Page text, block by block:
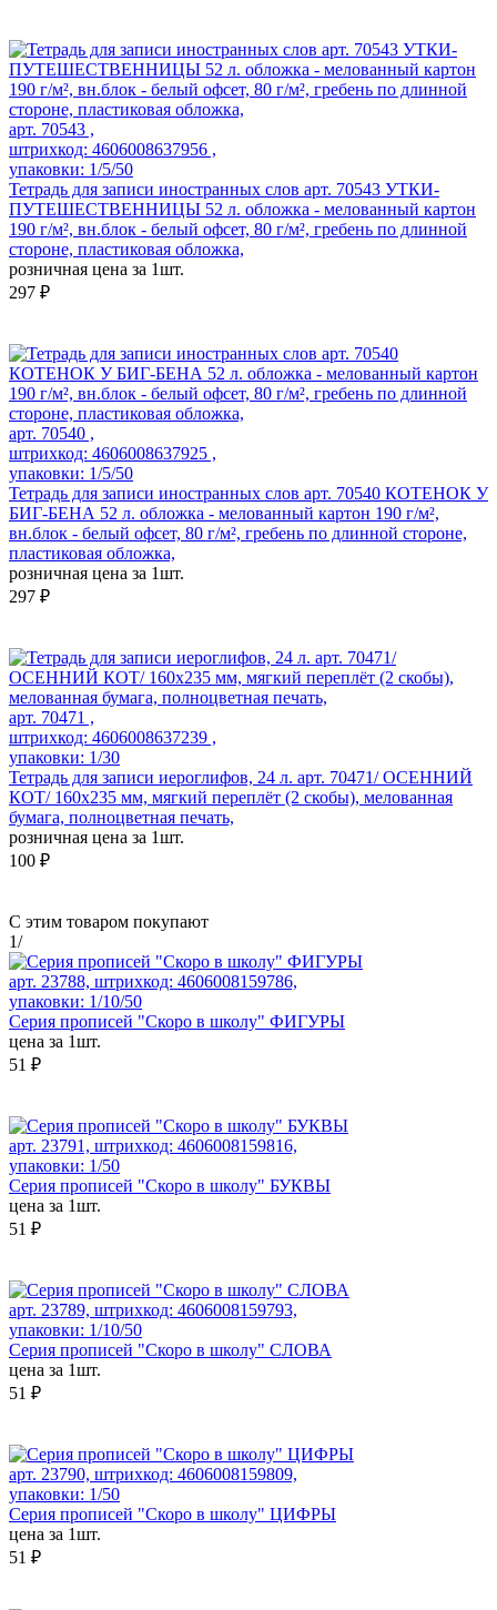
арт. 70543 ,
штрихкод: 4606008637956 ,
упаковки: 1/5/50
Тетрадь для записи иностранных слов арт. 70543 УТКИ-
ПУТЕШЕСТВЕННИЦЫ 52 л. обложка - мелованный картон
190 г/м², вн.блок - белый офсет, 80 г/м², гребень по длинной
стороне, пластиковая обложка,
розничная цена за 1шт.
297 ₽
арт. 70540 ,
штрихкод: 4606008637925 ,
упаковки: 1/5/50
Тетрадь для записи иностранных слов арт. 70540 КОТЕНОК У
БИГ-БЕНА 52 л. обложка - мелованный картон 190 г/м²,
вн.блок - белый офсет, 80 г/м², гребень по длинной стороне,
пластиковая обложка,
розничная цена за 1шт.
297 ₽
арт. 70471 ,
штрихкод: 4606008637239 ,
упаковки: 1/30
Тетрадь для записи иероглифов, 24 л. арт. 70471/ ОСЕННИЙ
КОТ/ 160х235 мм, мягкий переплёт (2 скобы), мелованная
бумага, полноцветная печать,
розничная цена за 1шт.
100 ₽
С этим товаром покупают
1/
арт. 23788, штрихкод: 4606008159786,
упаковки: 1/10/50
Серия прописей "Скоро в школу" ФИГУРЫ
цена за 1шт.
51 ₽
арт. 23791, штрихкод: 4606008159816,
упаковки: 1/50
Серия прописей "Скоро в школу" БУКВЫ
цена за 1шт.
51 ₽
арт. 23789, штрихкод: 4606008159793,
упаковки: 1/10/50
Серия прописей "Скоро в школу" СЛОВА
цена за 1шт.
51 ₽
арт. 23790, штрихкод: 4606008159809,
упаковки: 1/50
Серия прописей "Скоро в школу" ЦИФРЫ
цена за 1шт.
51 ₽